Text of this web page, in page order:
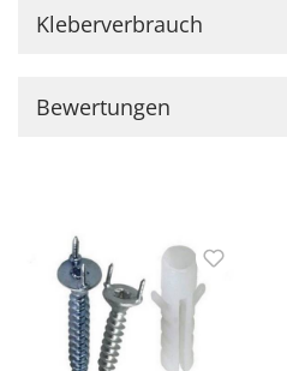
Kleberverbrauch
Bewertungen